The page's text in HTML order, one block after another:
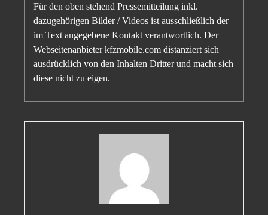
Für den oben stehend Pressemitteilung inkl.
dazugehörigen Bilder / Videos ist ausschließlich der
im Text angegebene Kontakt verantwortlich. Der
Webseitenanbieter kfzmobile.com distanziert sich
ausdrücklich von den Inhalten Dritter und macht sich
diese nicht zu eigen.